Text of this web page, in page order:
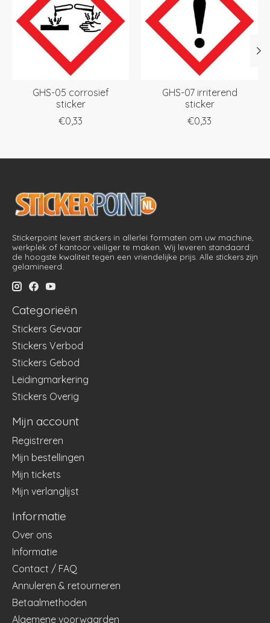
GHS-05 corrosief
sticker
€0,33
GHS-07 irriterend
sticker
€0,33
Stickerpoint levert stickers in allerlei formaten om uw machine,
werkplek of kantoor veiliger te maken. Wij leveren standaard
de hoogste kwaliteit tegen een vriendelijke prijs. Alle stickers zijn
gelamineerd.
Categorieën
Stickers Gevaar
Stickers Verbod
Stickers Gebod
Leidingmarkering
Stickers Overig
Mijn account
Registreren
Mijn bestellingen
Mijn tickets
Mijn verlanglijst
Informatie
Over ons
Informatie
Contact / FAQ
Annuleren & retourneren
Betaalmethoden
Algemene voorwaarden